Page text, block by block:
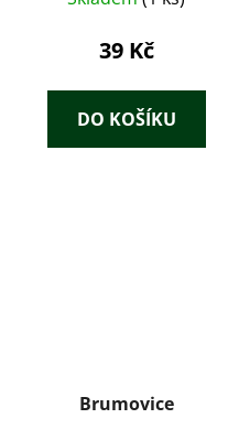
39 Kč
DO KOŠÍKU
Brumovice